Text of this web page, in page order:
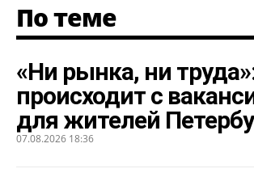
По теме
«Ни рынка, ни
происходит с
для жителей
07.08.2026 18:36